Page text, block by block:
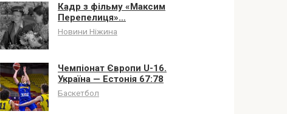
Кадр з фільму «Максим
Перепелиця»…
Новини Ніжина
Чемпіонат Європи U-16.
Україна — Естонія 67:78
Баскетбол